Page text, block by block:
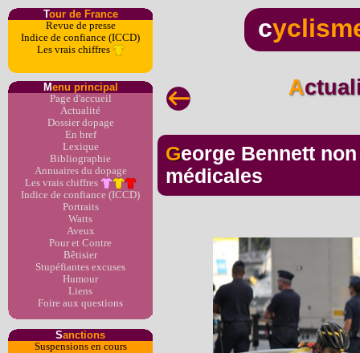
Tour de France
Revue de presse
Indice de confiance (ICCD)
Les vrais chiffres
Menu principal
Page d'accueil
Actualité
Dossier dopage
En bref
Lexique
Bibliographie
Annuaires du dopage
Les vrais chiffres
Indice de confiance (ICCD)
Portraits
Watts
Aveux
Pour et Contre
Bêtisier
Stupéfiantes excuses
Humour
Liens
Foire aux questions
Sanctions
Suspensions en cours
c
George Bennett non partant pour raisons
médicales